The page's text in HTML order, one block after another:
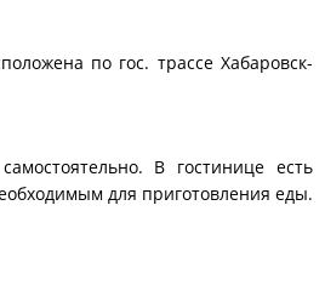
по гос. трассе Хабаровск-
В гостинице есть
для приготовления еды.